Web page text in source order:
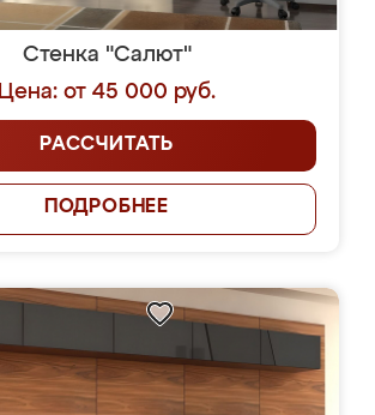
Стенка "Салют"
Цена: от 45 000 руб.
РАССЧИТАТЬ
ПОДРОБНЕЕ